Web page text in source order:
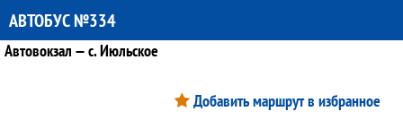
АВТОБУС №334
Автовокзал — с. Июльское
Добавить маршрут в избранное